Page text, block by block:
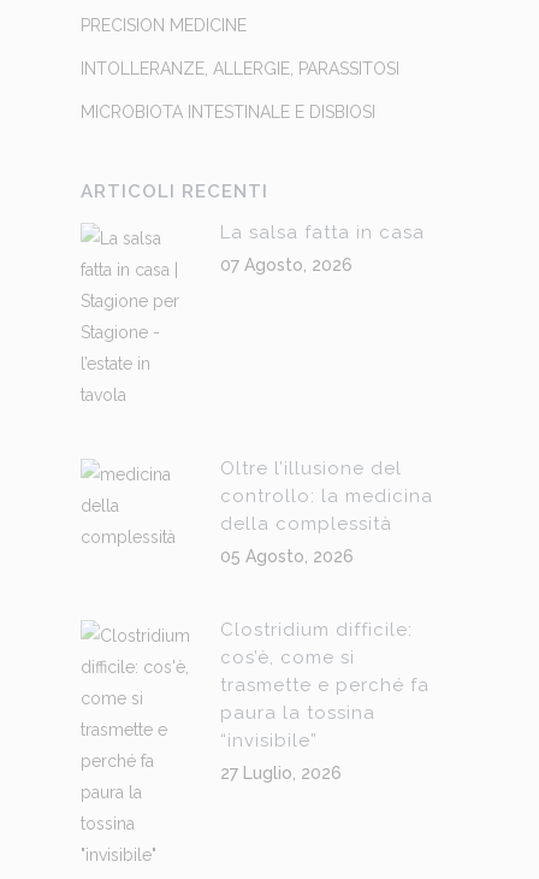
PRECISION MEDICINE
INTOLLERANZE, ALLERGIE, PARASSITOSI
MICROBIOTA INTESTINALE E DISBIOSI
ARTICOLI RECENTI
La salsa fatta in casa
07 Agosto, 2026
Oltre l’illusione del
controllo: la medicina
della complessità
05 Agosto, 2026
Clostridium difficile:
cos’è, come si
trasmette e perché fa
paura la tossina
“invisibile”
27 Luglio, 2026